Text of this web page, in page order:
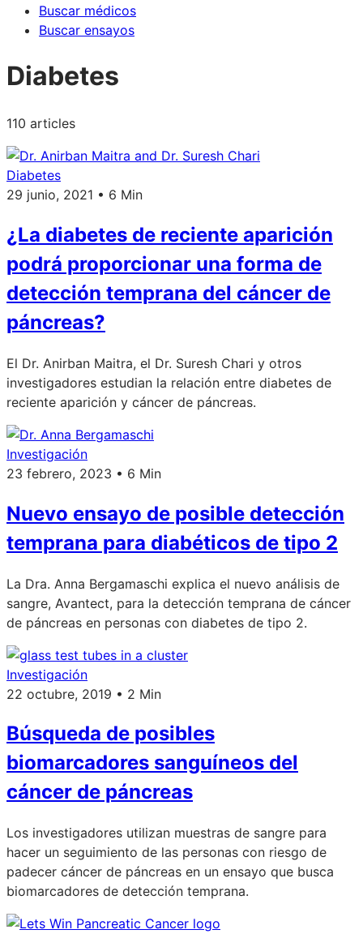
Buscar médicos
Buscar ensayos
Diabetes
110 articles
Diabetes
29 junio, 2021 • 6 Min
¿La diabetes de reciente aparición
podrá proporcionar una forma de
detección temprana del cáncer de
páncreas?
El Dr. Anirban Maitra, el Dr. Suresh Chari y otros
investigadores estudian la relación entre diabetes de
reciente aparición y cáncer de páncreas.
Investigación
23 febrero, 2023 • 6 Min
Nuevo ensayo de posible detección
temprana para diabéticos de tipo 2
La Dra. Anna Bergamaschi explica el nuevo análisis de
sangre, Avantect, para la detección temprana de cáncer
de páncreas en personas con diabetes de tipo 2.
Investigación
22 octubre, 2019 • 2 Min
Búsqueda de posibles
biomarcadores sanguíneos del
cáncer de páncreas
Los investigadores utilizan muestras de sangre para
hacer un seguimiento de las personas con riesgo de
padecer cáncer de páncreas en un ensayo que busca
biomarcadores de detección temprana.